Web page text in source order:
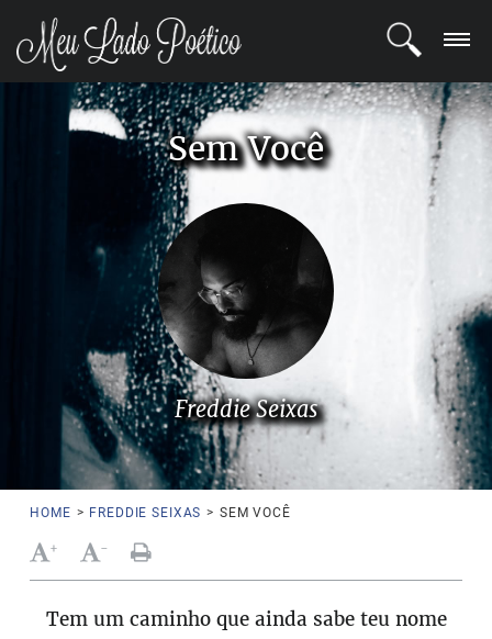
LOGIN
COMUNIDADE
Sem Você
Freddie Seixas
HOME > FREDDIE SEIXAS > SEM VOCÊ
+ -
Tem um caminho que ainda sabe teu nome